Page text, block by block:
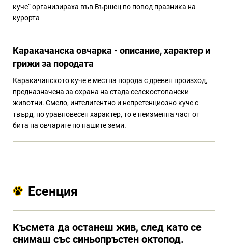
куче“ организираха във Вършец по повод празника на
курорта
Каракачанска овчарка - описание, характер и
грижи за породата
Каракачанското куче е местна порода с древен произход,
предназначена за охрана на стада селскостопански
животни. Смело, интелигентно и непретенциозно куче с
твърд, но уравновесен характер, то е неизменна част от
бита на овчарите по нашите земи.
Есенция
Kъсмета да останеш жив, след като се
снимаш със синьопръстен октопод.